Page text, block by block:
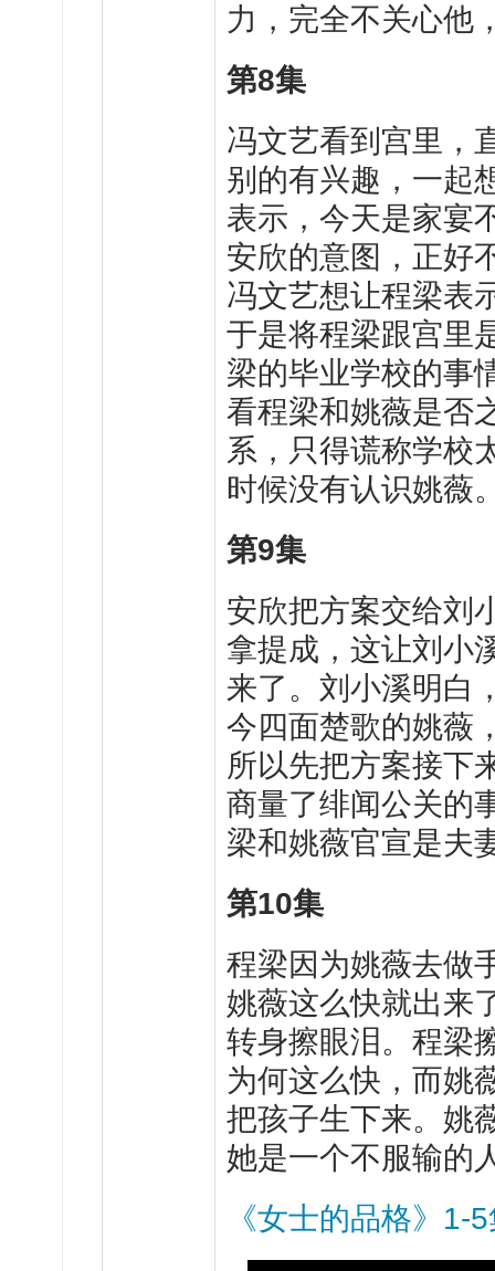
力，完全不关心他
第8集
冯文艺看到宫里，
别的有兴趣，一起
表示，今天是家宴
安欣的意图，正好
冯文艺想让程梁表
于是将程梁跟宫里
梁的毕业学校的事
看程梁和姚薇是否
系，只得谎称学校
时候没有认识姚薇
第9集
安欣把方案交给刘
拿提成，这让刘小
来了。刘小溪明白
今四面楚歌的姚薇
所以先把方案接下
商量了绯闻公关的
梁和姚薇官宣是夫
第10集
程梁因为姚薇去做
姚薇这么快就出来
转身擦眼泪。程梁
为何这么快，而姚
把孩子生下来。姚
她是一个不服输的
《女士的品格》1-